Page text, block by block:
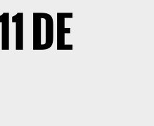
DE